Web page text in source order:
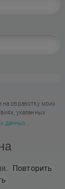
обработку моих
указанных
данных.
Повторить